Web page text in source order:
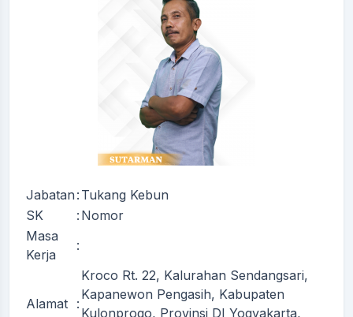
Jabatan : Tukang Kebun
SK
: Nomor
Masa
Kerja
:
Alamat :
Kroco Rt. 22, Kalurahan Sendangsari,
Kapanewon Pengasih, Kabupaten
Kulonprogo, Provinsi DI Yogyakarta,